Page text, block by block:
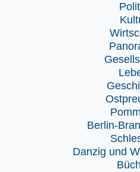
Berlin-
Danzig und